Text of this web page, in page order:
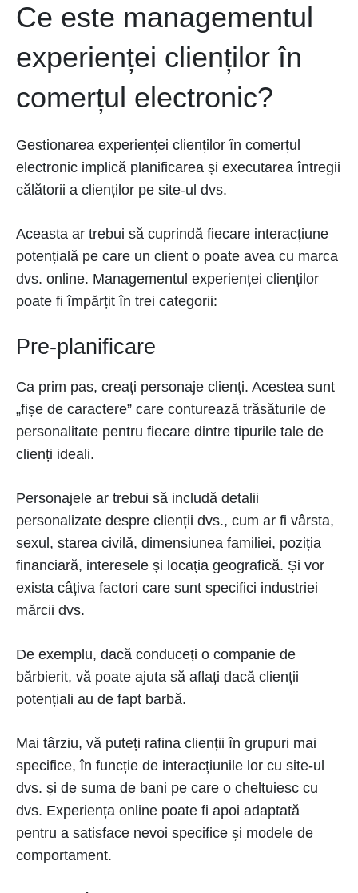
Ce este managementul
experienței clienților în
comerțul electronic?
Gestionarea experienței clienților în comerțul
electronic implică planificarea și executarea întregii
călătorii a clienților pe site-ul dvs.
Aceasta ar trebui să cuprindă fiecare interacțiune
potențială pe care un client o poate avea cu marca
dvs. online. Managementul experienței clienților
poate fi împărțit în trei categorii:
Pre-planificare
Ca prim pas, creați personaje clienți. Acestea sunt
„fișe de caractere” care conturează trăsăturile de
personalitate pentru fiecare dintre tipurile tale de
clienți ideali.
Personajele ar trebui să includă detalii
personalizate despre clienții dvs., cum ar fi vârsta,
sexul, starea civilă, dimensiunea familiei, poziția
financiară, interesele și locația geografică. Și vor
exista câțiva factori care sunt specifici industriei
mărcii dvs.
De exemplu, dacă conduceți o companie de
bărbierit, vă poate ajuta să aflați dacă clienții
potențiali au de fapt barbă.
Mai târziu, vă puteți rafina clienții în grupuri mai
specifice, în funcție de interacțiunile lor cu site-ul
dvs. și de suma de bani pe care o cheltuiesc cu
dvs. Experiența online poate fi apoi adaptată
pentru a satisface nevoi specifice și modele de
comportament.